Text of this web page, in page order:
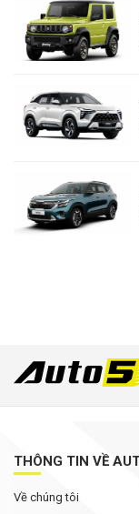
THÔNG TIN VỀ
Về chúng tôi